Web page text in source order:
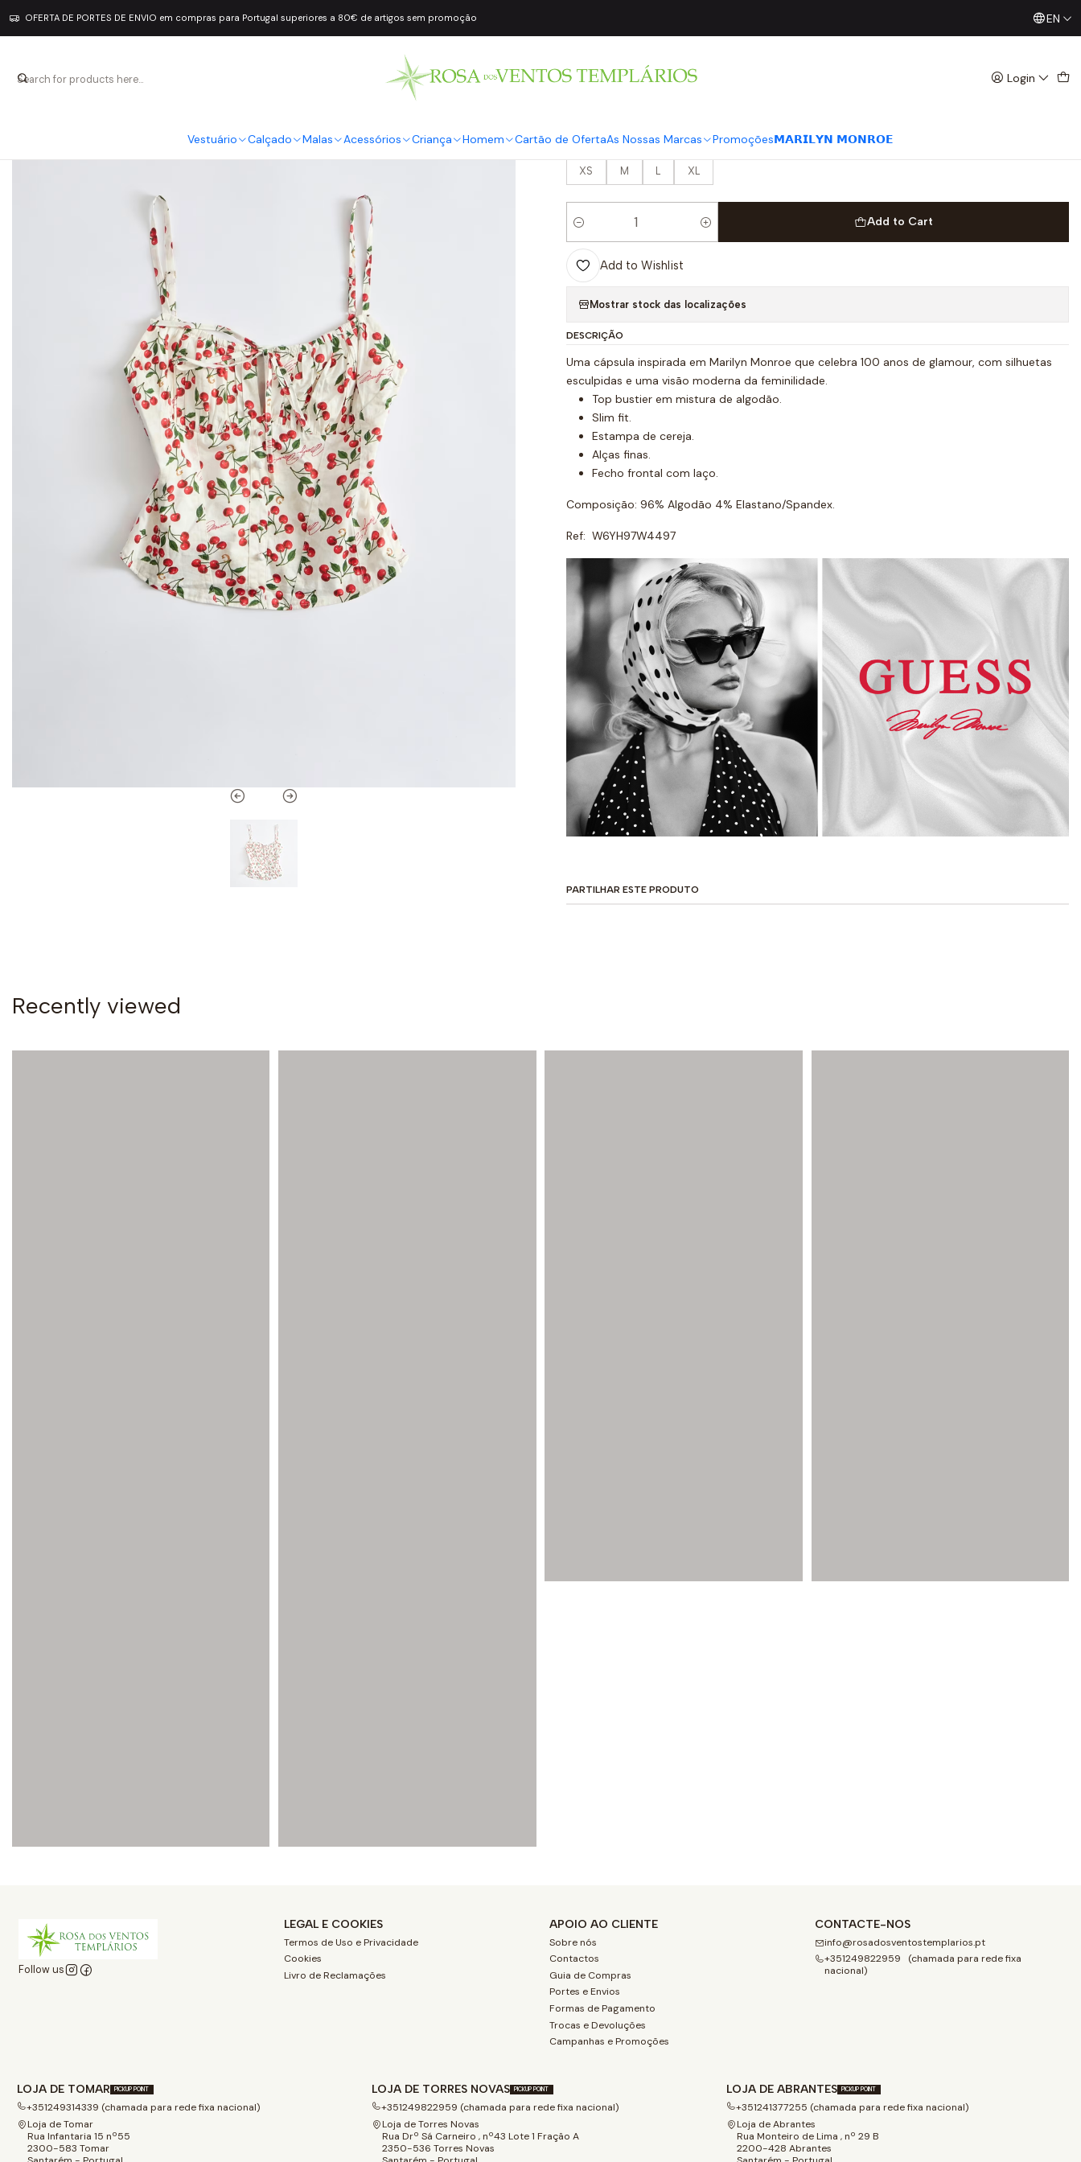
Login
Vestuário Calçado Malas Acessórios Criança Homem Cartão de OfertaAs Nossas Marcas Promoções𝗠𝗔𝗥𝗜𝗟𝗬𝗡 𝗠𝗢𝗡𝗥𝗢𝗘
OFERTA DE PORTES DE ENVIO em compras para Portugal superiores a 80€ de artigos sem promoção Já conhece os nossos Diretos? Todas as Segundas /EN
|
Branco - Guess
Branco
XS M L XL
Quantity
Add to Cart
Add to Wishlist
Mostrar stock das localizações
DESCRIÇÃO
Uma cápsula inspirada em Marilyn Monroe que celebra 100 anos de glamour, com silhuetas
esculpidas e uma visão moderna da feminilidade.
Top bustier em mistura de algodão.
Slim fit.
Estampa de cereja.
Alças finas.
Fecho frontal com laço.
Composição: 96% Algodão 4% Elastano/Spandex.
Ref: W6YH97W4497
PARTILHAR ESTE PRODUTO
Recently viewed
Follow us
LEGAL E COOKIES
Termos de Uso e Privacidade
Cookies
Livro de Reclamações
APOIO AO CLIENTE
Sobre nós
Contactos
Guia de Compras
Portes e Envios
Formas de Pagamento
Trocas e Devoluções
Campanhas e Promoções
CONTACTE-NOS
info@rosadosventostemplarios.pt
+351249822959 (chamada para rede fixa
nacional)
LOJA DE TOMAR PICKUP POINT
+351249314339 (chamada para rede fixa nacional)
Loja de Tomar
Rua Infantaria 15 nº55
2300-583 Tomar
LOJA DE TORRES NOVAS PICKUP POINT
+351249822959 (chamada para rede fixa nacional)
Loja de Torres Novas
Rua Drº Sá Carneiro , nº43 Lote 1 Fração A
2350-536 Torres Novas
LOJA DE ABRANTES PICKUP POINT
+351241377255 (chamada para rede fixa nacional)
Loja de Abrantes
Rua Monteiro de Lima , nº 29 B
2200-428 Abrantes